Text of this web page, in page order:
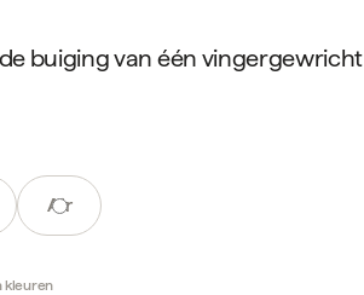
buiging van één vingergewricht
Air
kleuren